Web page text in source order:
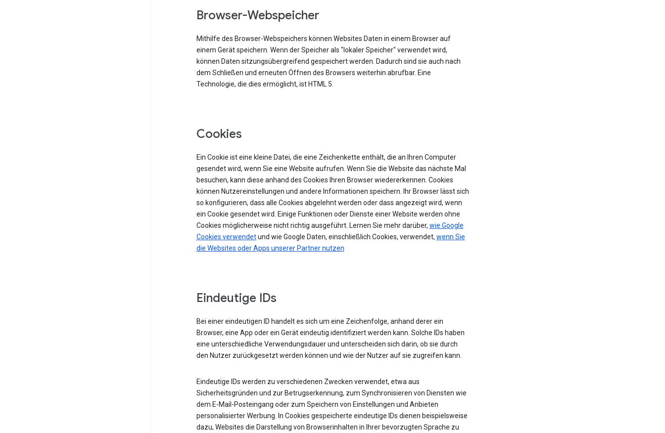
Browser-Webspeicher
Mithilfe des Browser-Webspeichers können Websites Daten in einem Browser auf
einem Gerät speichern. Wenn der Speicher als "lokaler Speicher" verwendet wird,
können Daten sitzungsübergreifend gespeichert werden. Dadurch sind sie auch nach
dem Schließen und erneuten Öffnen des Browsers weiterhin abrufbar. Eine
Technologie, die dies ermöglicht, ist HTML 5.
Cookies
Ein Cookie ist eine kleine Datei, die eine Zeichenkette enthält, die an Ihren Computer
gesendet wird, wenn Sie eine Website aufrufen. Wenn Sie die Website das nächste Mal
besuchen, kann diese anhand des Cookies Ihren Browser wiedererkennen. Cookies
können Nutzereinstellungen und andere Informationen speichern. Ihr Browser lässt sich
so konfigurieren, dass alle Cookies abgelehnt werden oder dass angezeigt wird, wenn
ein Cookie gesendet wird. Einige Funktionen oder Dienste einer Website werden ohne
Cookies möglicherweise nicht richtig ausgeführt. Lernen Sie mehr darüber, wie Google
Cookies verwendetund wie Google Daten, einschließlich Cookies, verwendet, wenn Sie
die Websites oder Apps unserer Partner nutzen
Eindeutige IDs
Bei einer eindeutigen ID handelt es sich um eine Zeichenfolge, anhand derer ein
Browser, eine App oder ein Gerät eindeutig identifiziert werden kann. Solche IDs haben
eine unterschiedliche Verwendungsdauer und unterscheiden sich darin, ob sie durch
den Nutzer zurückgesetzt werden können und wie der Nutzer auf sie zugreifen kann.
Eindeutige IDs werden zu verschiedenen Zwecken verwendet, etwa aus
Sicherheitsgründen und zur Betrugserkennung, zum Synchronisieren von Diensten wie
dem E-Mail-Posteingang oder zum Speichern von Einstellungen und Anbieten
personalisierter Werbung. In Cookies gespeicherte eindeutige IDs dienen beispielsweise
dazu, Websites die Darstellung von Browserinhalten in Ihrer bevorzugten Sprache zu